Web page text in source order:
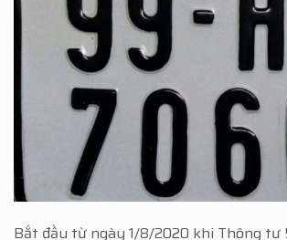
Bắt đầu từ ngày 1/8/2020 khi Thông tư